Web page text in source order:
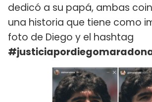
dedicó a su papá, ambas
una historia que tiene como
foto de Diego y el hashtag